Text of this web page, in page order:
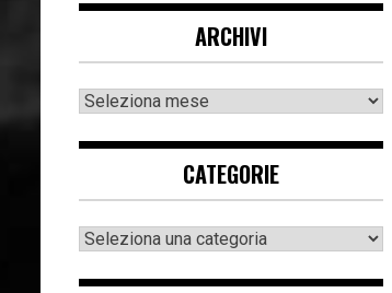
ARCHIVI
CATEGORIE